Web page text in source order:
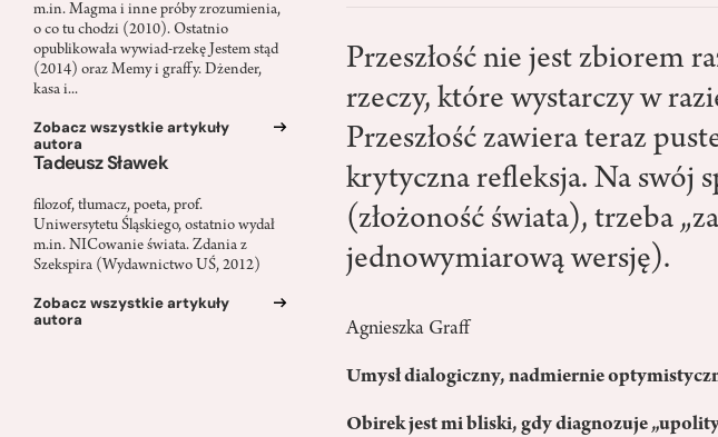
m.in. Magma i inne próby zrozumienia,
o co tu chodzi (2010). Ostatnio
opublikowała wywiad-rzekę Jestem stąd
(2014) oraz Memy i graffy. Dżender,
kasa i...
Zobacz wszystkie artykuły
autora
Tadeusz Sławek
filozof, tłumacz, poeta, prof.
Uniwersytetu Śląskiego, ostatnio wydał
m.in. NICowanie świata. Zdania z
Szekspira (Wydawnictwo UŚ, 2012)
Zobacz wszystkie artykuły
autora
Przeszłość nie jest zbiorem
rzeczy, które wystarczy w
Przeszłość zawiera teraz
krytyczna refleksja. Na swój
(złożoność świata), trzeba
jednowymiarową wersję).
Agnieszka Graff
Umysł dialogiczny, nadmiernie
Obirek jest mi bliski, gdy diagnozuje